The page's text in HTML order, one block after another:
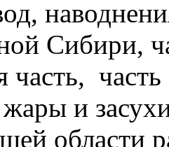
Сибири,
часть,
жары и
области